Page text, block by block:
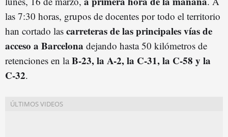
las 7:30 horas, grupos de docentes por todo el territorio
han cortado las carreteras de las principales vías de
acceso a Barcelona dejando hasta 50 kilómetros de
retenciones en laB-23, la A-2, la C-31, la C-58 y la
C-32.